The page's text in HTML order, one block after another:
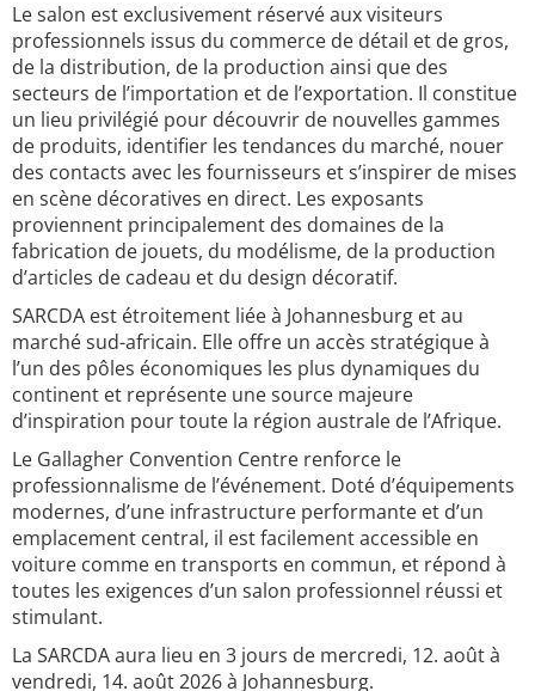
Le salon est exclusivement réservé aux visiteurs
professionnels issus du commerce de détail et de gros,
de la distribution, de la production ainsi que des
secteurs de l’importation et de l’exportation. Il constitue
un lieu privilégié pour découvrir de nouvelles gammes
de produits, identifier les tendances du marché, nouer
des contacts avec les fournisseurs et s’inspirer de mises
en scène décoratives en direct. Les exposants
proviennent principalement des domaines de la
fabrication de jouets, du modélisme, de la production
d’articles de cadeau et du design décoratif.
SARCDA est étroitement liée à Johannesburg et au
marché sud-africain. Elle offre un accès stratégique à
l’un des pôles économiques les plus dynamiques du
continent et représente une source majeure
d’inspiration pour toute la région australe de l’Afrique.
Le Gallagher Convention Centre renforce le
professionnalisme de l’événement. Doté d’équipements
modernes, d’une infrastructure performante et d’un
emplacement central, il est facilement accessible en
voiture comme en transports en commun, et répond à
toutes les exigences d’un salon professionnel réussi et
stimulant.
La SARCDA aura lieu en 3 jours de mercredi, 12. août à
vendredi, 14. août 2026 à Johannesburg.